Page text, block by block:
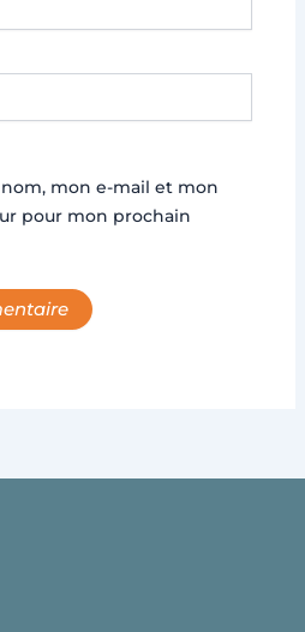
mon e-mail et mon
pour mon prochain